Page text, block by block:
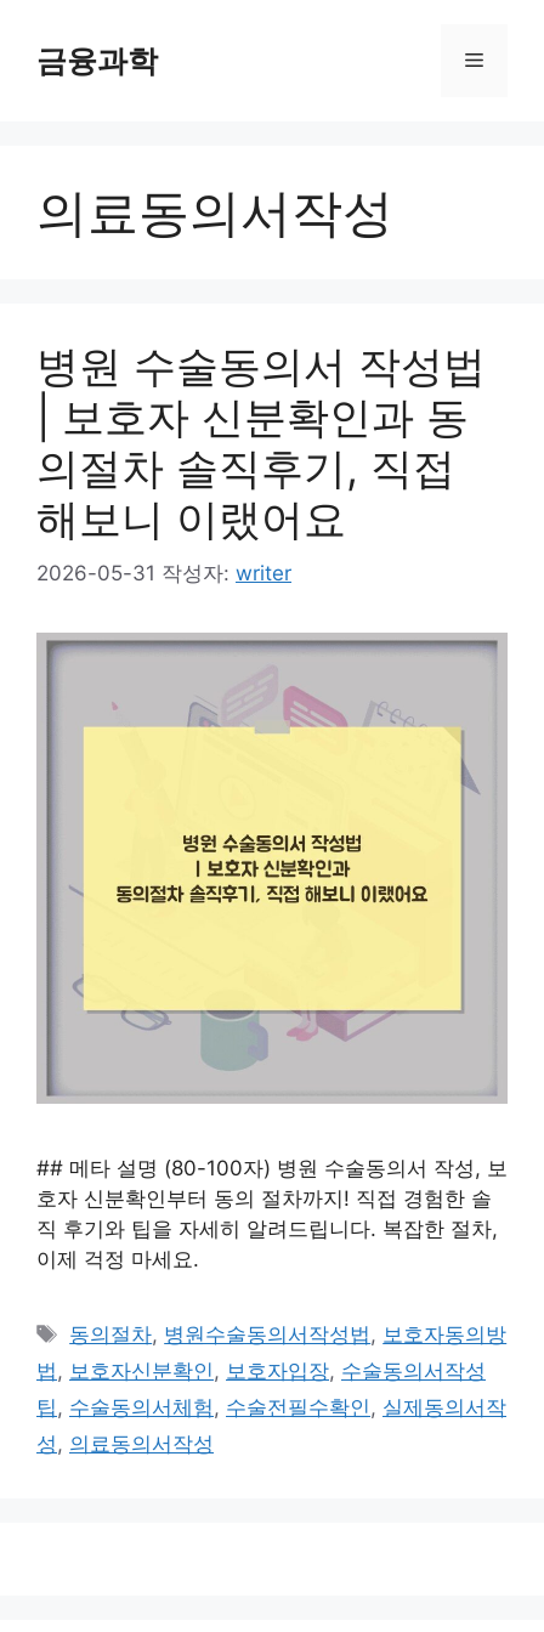
금융과학 메
의료동의서작성
병원 수술동의서 작성법
| 보호자 신분확인과 동
의절차 솔직후기, 직접
해보니 이랬어요
2026-05-31 작성자: writer
## 메타 설명 (80-100자) 병원 수술동의서 작성, 보
호자 신분확인부터 동의 절차까지! 직접 경험한 솔
직 후기와 팁을 자세히 알려드립니다. 복잡한 절차,
이제 걱정 마세요.
태
그
동의절차, 병원수술동의서작성법 , 보호자동의방
법 , 보호자신분확인 , 보호자입장, 수술동의서작성
팁 , 수술동의서체험 , 수술전필수확인 , 실제동의서작
성 , 의료동의서작성